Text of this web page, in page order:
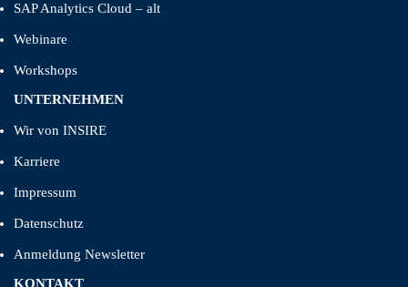
SAP Analytics Cloud – alt
Webinare
Workshops
UNTERNEHMEN
Wir von INSIRE
Karriere
Impressum
Datenschutz
Anmeldung Newsletter
KONTAKT